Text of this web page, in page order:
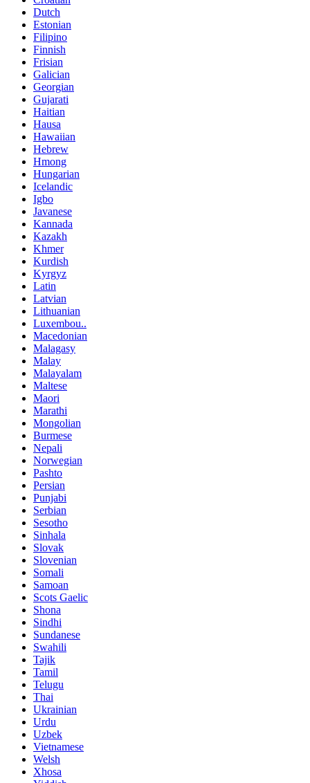
Dutch
Estonian
Filipino
Finnish
Frisian
Galician
Georgian
Gujarati
Haitian
Hausa
Hawaiian
Hebrew
Hmong
Hungarian
Icelandic
Igbo
Javanese
Kannada
Kazakh
Khmer
Kurdish
Kyrgyz
Latin
Latvian
Lithuanian
Luxembou..
Macedonian
Malagasy
Malay
Malayalam
Maltese
Maori
Marathi
Mongolian
Burmese
Nepali
Norwegian
Pashto
Persian
Punjabi
Serbian
Sesotho
Sinhala
Slovak
Slovenian
Somali
Samoan
Scots Gaelic
Shona
Sindhi
Sundanese
Swahili
Tajik
Tamil
Telugu
Thai
Ukrainian
Urdu
Uzbek
Vietnamese
Welsh
Xhosa